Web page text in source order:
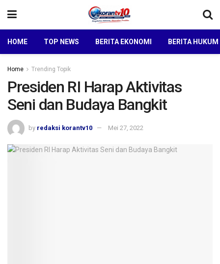
HOME TOP NEWS BERITA EKONOMI BERITA
Home Trending Topik
Presiden RI Harap Aktivitas
Seni dan Budaya Bangkit
by redaksi korantv10 Mei 27, 2022